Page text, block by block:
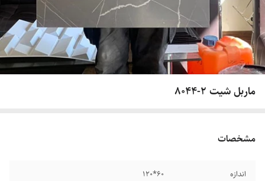
ماربل شیت 2-8044
مشخصات
اندازه 60*120